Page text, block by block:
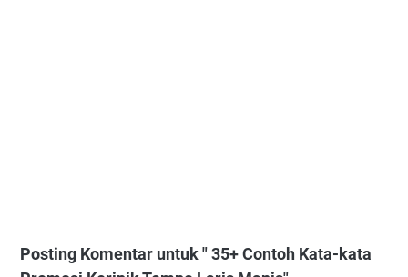
Posting Komentar untuk " 35+ Contoh Kata-kata